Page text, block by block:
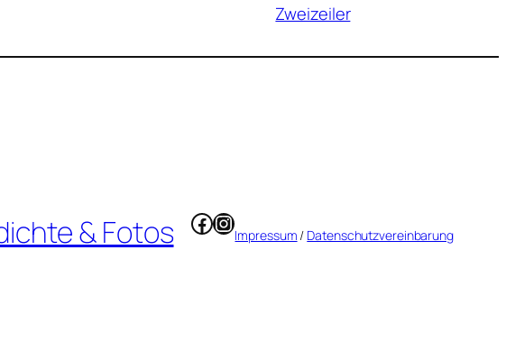
Zweizeiler
& Fotos Facebook
Instagram
Impressum / Datenschutzvereinbarung